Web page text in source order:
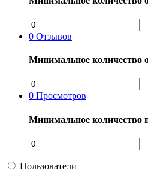
0 Отзывов
Минимальное количество
0 Просмотров
Минимальное количество
Пользователи